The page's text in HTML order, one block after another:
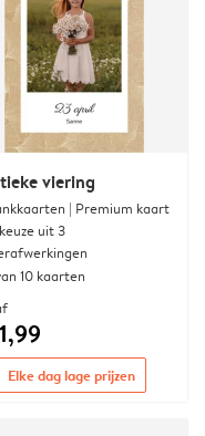
viering
| Premium kaart
uit 3
10 kaarten
Elke dag lage prijzen